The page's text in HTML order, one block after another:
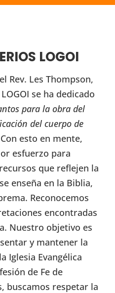
LOGOI
Rev. Les Thompson,
se ha dedicado
para la obra del
del cuerpo de
esto en mente,
esfuerzo para
que reflejen la
enseña en la Biblia,
Reconocemos
encontradas
Nuestro objetivo es
y mantener la
Iglesia Evangélica
de Fe de
buscamos respetar la